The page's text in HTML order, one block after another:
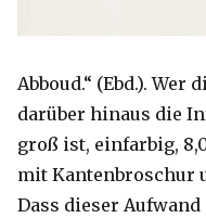
Abboud.“ (Ebd.).
darüber hinaus die
groß ist, einfarbig,
mit Kantenbroschur
Dass dieser